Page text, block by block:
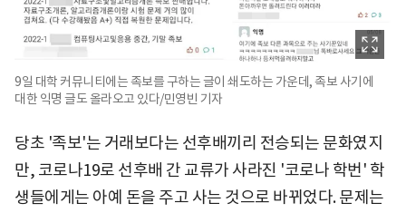
9일 대학 커뮤니티에는 족보를 구하는 글이 쇄도하는 가운데, 족보 사기에
대한 익명 글도 올라오고 있다/민영빈 기자
당초 '족보'는 거래보다는 선후배끼리 전승되는 문화였지
만, 코로나19로 선후배 간 교류가 사라진 '코로나 학번' 학
생들에게는 아예 돈을 주고 사는 것으로 바뀌었다. 문제는